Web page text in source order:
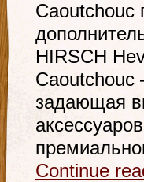
HIRSCH
Caoutchouc
задающая
Continue